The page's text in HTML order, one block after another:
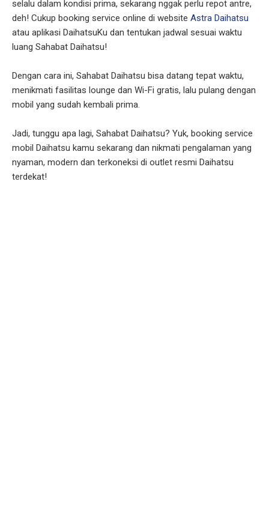
selalu dalam kondisi prima, sekarang nggak perlu repot antre,
deh! Cukup booking service online di websiteAstra Daihatsu
atau aplikasi DaihatsuKu dan tentukan jadwal sesuai waktu
luang Sahabat Daihatsu!
Dengan cara ini, Sahabat Daihatsu bisa datang tepat waktu,
menikmati fasilitas lounge dan Wi-Fi gratis, lalu pulang dengan
mobil yang sudah kembali prima.
Jadi, tunggu apa lagi, Sahabat Daihatsu? Yuk, booking service
mobil Daihatsu kamu sekarang dan nikmati pengalaman yang
nyaman, modern dan terkoneksi di outlet resmi Daihatsu
terdekat!